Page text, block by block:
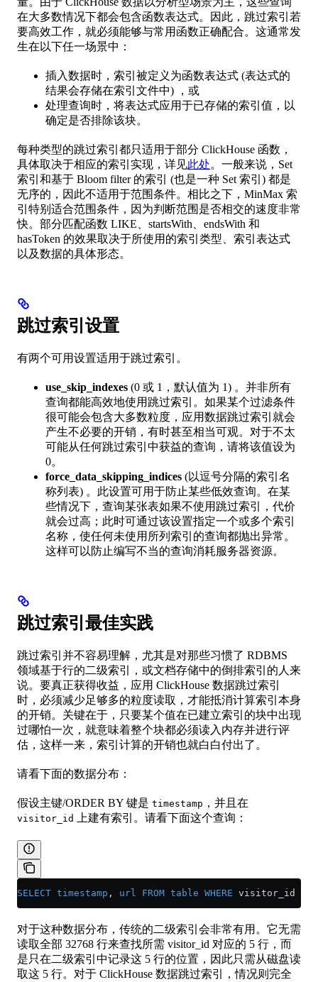
在大多数情况下都会包含函数表达式。因此，跳过索引若
要高效工作，就必须能够与常用函数正确配合。这通常发
生在以下任一场景中：
插入数据时，索引被定义为函数表达式 (表达式的
结果会存储在索引文件中) ，或
处理查询时，将表达式应用于已存储的索引值，以
确定是否排除该块。
每种类型的跳过索引都只适用于部分 ClickHouse 函数，
具体取决于相应的索引实现，详见此处。一般来说，Set
索引和基于 Bloom filter 的索引 (也是一种 Set 索引) 都是
无序的，因此不适用于范围条件。相比之下，MinMax 索
引特别适合范围条件，因为判断范围是否相交的速度非常
快。部分匹配函数 LIKE、startsWith、endsWith 和
hasToken 的效果取决于所使用的索引类型、索引表达式
以及数据的具体形态。
跳过索引设置
有两个可用设置适用于跳过索引。
use_skip_indexes (0 或 1，默认值为 1) 。并非所有
查询都能高效地使用跳过索引。如果某个过滤条件
很可能会包含大多数粒度，应用数据跳过索引就会
产生不必要的开销，有时甚至相当可观。对于不太
可能从任何跳过索引中获益的查询，请将该值设为
0。
force_data_skipping_indices (以逗号分隔的索引名
称列表) 。此设置可用于防止某些低效查询。在某
些情况下，查询某张表如果不使用跳过索引，代价
就会过高；此时可通过该设置指定一个或多个索引
名称，使任何未使用所列索引的查询都抛出异常。
这样可以防止编写不当的查询消耗服务器资源。
跳过索引最佳实践
跳过索引并不容易理解，尤其是对那些习惯了 RDBMS
领域基于行的二级索引，或文档存储中的倒排索引的人来
说。要真正获得收益，应用 ClickHouse 数据跳过索引
时，必须减少足够多的粒度读取，才能抵消计算索引本身
的开销。关键在于，只要某个值在已建立索引的块中出现
过哪怕一次，就意味着整个块都必须读入内存并进行评
估，这样一来，索引计算的开销也就白白付出了。
请看下面的数据分布：
假设主键/ORDER BY 键是 timestamp ，并且在
visitor_id 上建有索引。请看下面这个查询：
SELECT timestamp , url FROM table WHERE visitor_id
对于这种数据分布，传统的二级索引会非常有用。它无需
读取全部 32768 行来查找所需 visitor_id 对应的 5 行，而
是只在二级索引中记录这 5 行的位置，因此只需从磁盘读
取这 5 行。对于 ClickHouse 数据跳过索引，情况则完全